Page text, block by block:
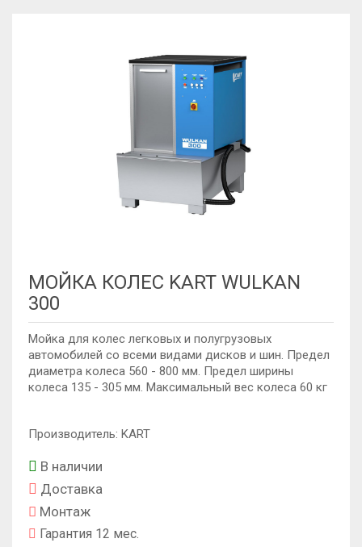
МОЙКА КОЛЕС KART WULKAN
300
Мойка для колес легковых и полугрузовых
автомобилей со всеми видами дисков и шин. Предел
диаметра колеса 560 - 800 мм. Предел ширины
колеса 135 - 305 мм. Максимальный вес колеса 60 кг
Производитель: KART
В наличии
Доставка
Монтаж
Гарантия 12 мес.